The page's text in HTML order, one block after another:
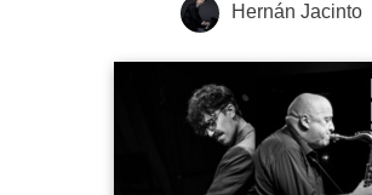
Hernán Jacinto